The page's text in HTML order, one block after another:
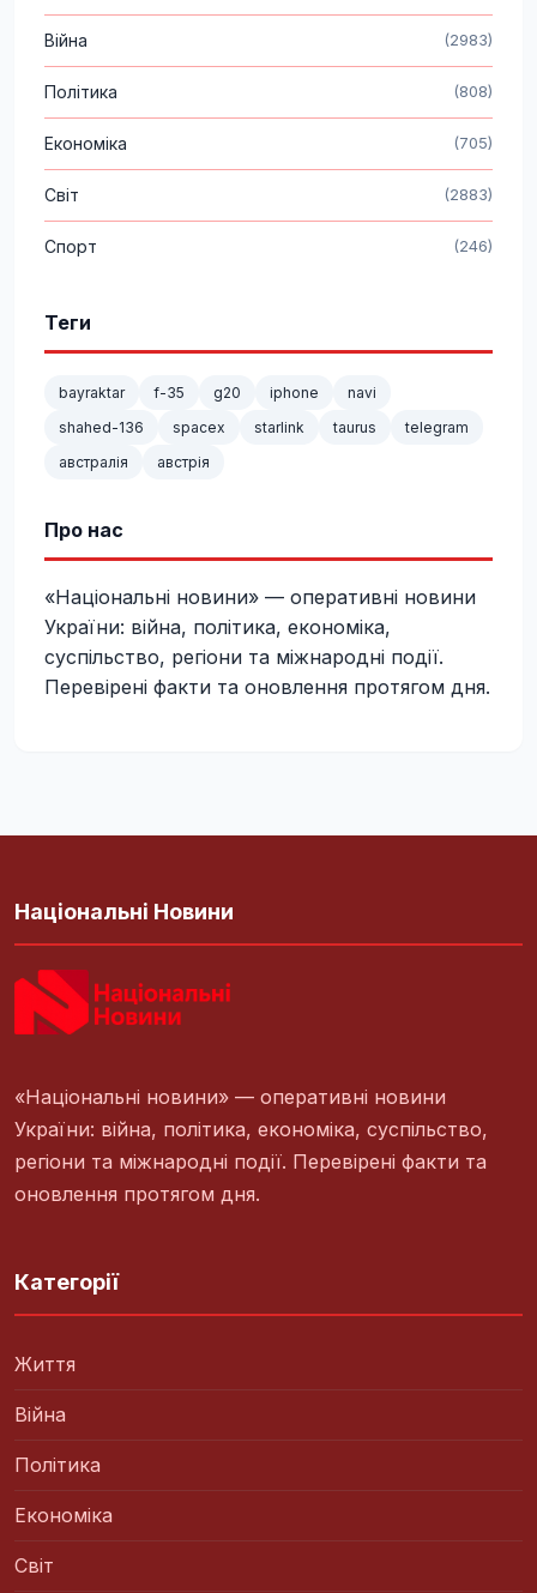
Війна (2983)
Політика (808)
Економіка (705)
Світ (2883)
Спорт (246)
Теги
bayraktar f-35 g20 iphone
navi
shahed-136
spacex starlink taurus
telegram
австралія
австрія
Про нас
«Національні новини» — оперативні новини
України: війна, політика, економіка,
суспільство, регіони та міжнародні події.
Перевірені факти та оновлення протягом дня.
Національні Новини
«Національні новини» — оперативні новини
України: війна, політика, економіка, суспільство,
регіони та міжнародні події. Перевірені факти та
оновлення протягом дня.
Категорії
Життя
Війна
Політика
Економіка
Світ